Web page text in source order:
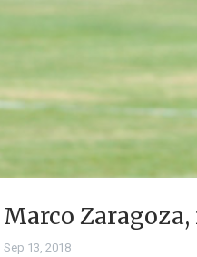
Marco
Sep 13, 2018